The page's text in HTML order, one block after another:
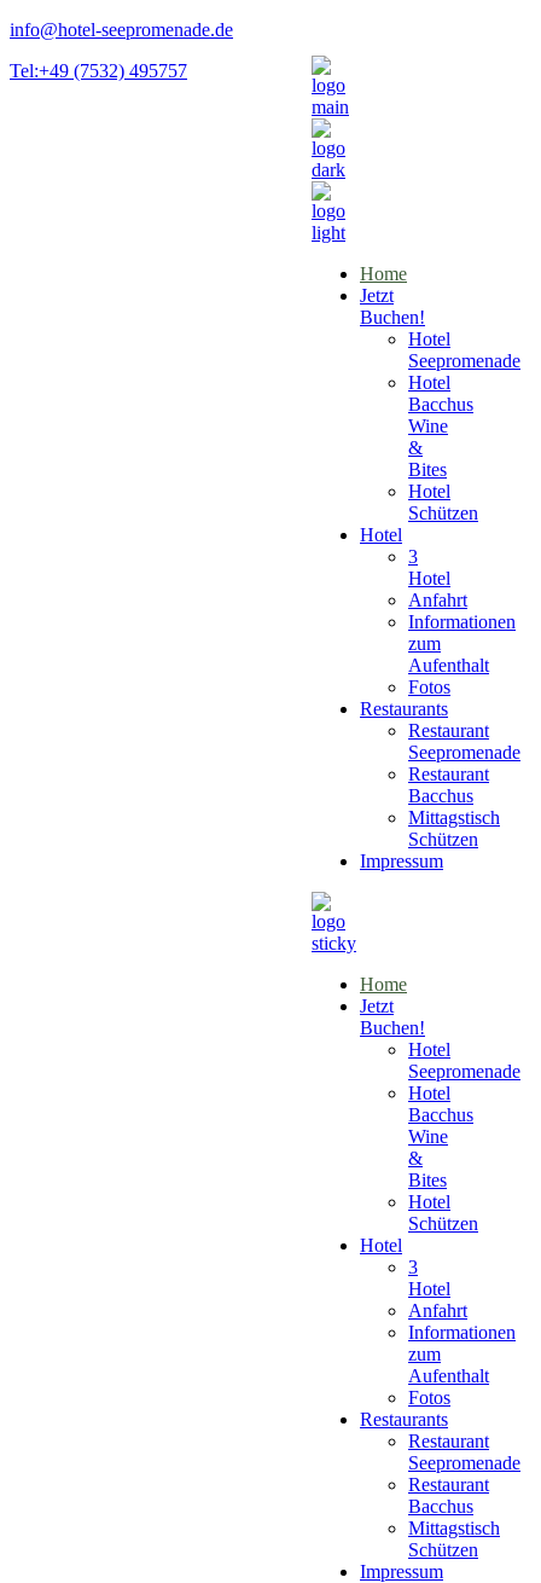
info@hotel-seepromenade.de
Tel:+49 (7532) 495757
Home
Jetzt
Buchen!
Hotel
Seepromenade
Hotel
Bacchus
Wine
&
Bites
Hotel
Schützen
Hotel
3
Hotel
Anfahrt
Informationen
zum
Aufenthalt
Fotos
Restaurants
Restaurant
Seepromenade
Restaurant
Bacchus
Mittagstisch
Schützen
Impressum
Home
Jetzt
Buchen!
Hotel
Seepromenade
Hotel
Bacchus
Wine
&
Bites
Hotel
Schützen
Hotel
3
Hotel
Anfahrt
Informationen
zum
Aufenthalt
Fotos
Restaurants
Restaurant
Seepromenade
Restaurant
Bacchus
Mittagstisch
Schützen
Impressum